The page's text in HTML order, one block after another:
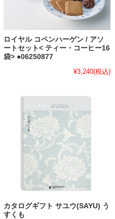
ロイヤル コペンハーゲン / アソ
ートセット< ティー・コーヒー16
袋> ●06250877
¥3,240(税込)
カタログギフト サユウ(SAYU) う
すくも